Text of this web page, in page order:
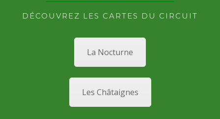
DÉCOUVREZ LES CARTES DU CIRCUIT
La Nocturne
Les Châtaignes